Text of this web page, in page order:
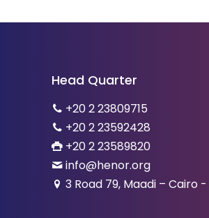
Head Quarter
+20 2 23809715
+20 2 23592428
+20 2 23589820
info@henor.org
3 Road 79, Maadi – Cairo